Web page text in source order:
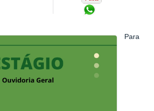
Para